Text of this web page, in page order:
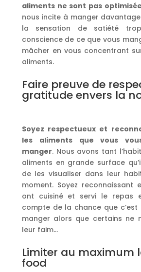
aliments ne sont pas
nous incite à manger
la sensation de satiété
conscience de ce que vous
mâcher en vous concentrant
aliments.
Faire preuve de
gratitude envers la
Soyez respectueux et
les aliments que vous
manger. Nous avons tant
aliments en grande surface
de les visualiser dans leur
moment. Soyez reconnaissant
ont cuisiné et servi le repas
compte de la chance que c’est
manger alors que certains ne
leur faim…
Limiter au maximum
food